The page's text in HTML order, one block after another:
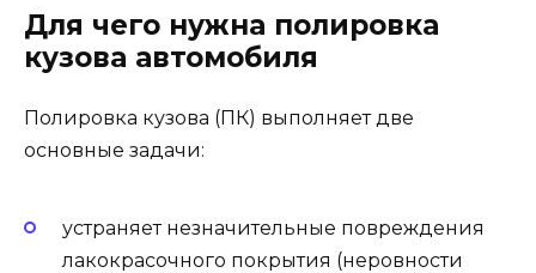
Для чего нужна полировка
кузова автомобиля
Полировка кузова (ПК) выполняет две
основные задачи:
устраняет незначительные повреждения
лакокрасочного покрытия (неровности